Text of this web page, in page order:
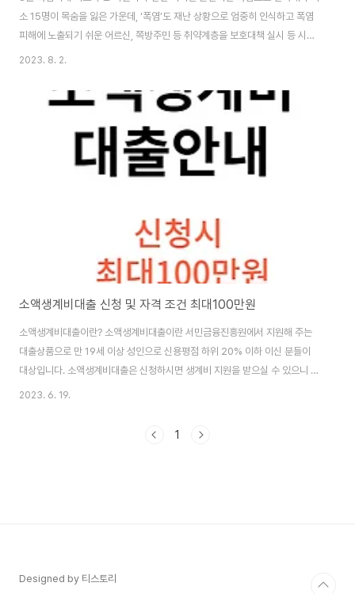
소 15명이 목숨을 잃은 가운데, ‘폭염’도 재난 상황으로 엄중히 인식하고 폭염
피해에 노출되기 쉬운 어르신, 쪽방주민 등 취약계층을 보호대책 실시 등 시민
안전관리 총력에 나섭니다. □ 서울시는 8월 초까지 전국적으로 폭염과 열대야
위한 보호대책을 실시하고 8월 한 달 동안 폭염재난 대응 수준으로 취약계층의
지원에 나서겠다고 밝혔습니다. □ 시는 폭염에 대비해 ▴쪽방주민 위한 ‘밤더
위 대피소’ 운영 및 ‘안개분사기’,‘이동형 에어컨 설치’ 사회복지시설 냉방비 추
가지원 저소득 취약계층 냉방비 5만 원 지원 4,200곳 무더위 쉼터 운영 취약
어르신 안부 확..
2023. 8. 2.
소액생계비대출 신청 및 자격 조건 최대100만원
소액생계비대출이란? 소액생계비대출이란 서민금융진흥원에서 지원해 주는
대출상품으로 만 19세 이상 성인으로 신용평점 하위 20% 이하 이신 분들이
대상입니다. 소액생계비대출은 신청하시면 생계비 지원을 받으실 수 있으니 확
인해 보시기 바랍니다. 소액생계비대출은 대부업 조차 이용이 어려워 불법사금
2023. 6. 19.
1
Designed by 티스토리